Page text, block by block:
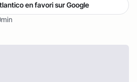
en favori sur Google